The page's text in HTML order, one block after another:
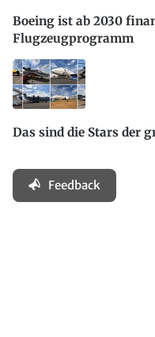
Boeing ist ab 2030
Flugzeugprogramm
Das sind die Stars der
Feedback